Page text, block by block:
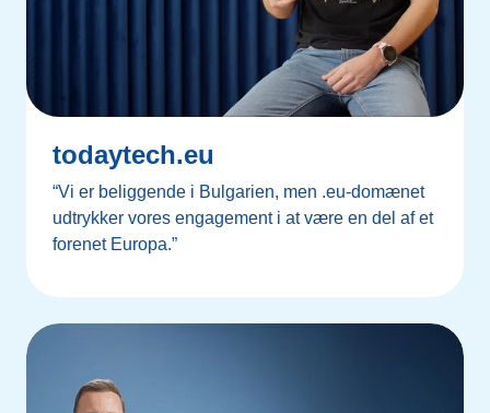
todaytech.eu
“Vi er beliggende i Bulgarien, men .eu-domænet
udtrykker vores engagement i at være en del af et
forenet Europa.”